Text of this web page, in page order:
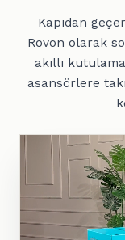
Kapıdan
Rovon olarak
akıllı
asansörlere